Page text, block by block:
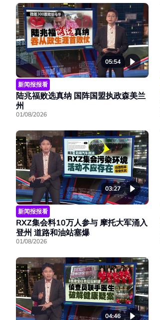
05:54
新闻报报看
陆兆福败选真纳 国阵国盟执政森美兰
州
01/08/2026
03:27
新闻报报看
RXZ集会料10万人参与 摩托大军涌入
登州 道路和油站塞爆
01/08/2026
04:46